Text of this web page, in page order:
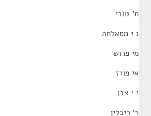
ת' טובי
נ י מסאלחה
מי פרוש
אי פורז
י י צבן
ר' ריבלין